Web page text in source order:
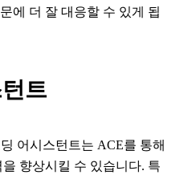
에 더 잘 대응할 수 있게 됩
트
어시스턴트는 ACE를 통해
향상시킬 수 있습니다. 특